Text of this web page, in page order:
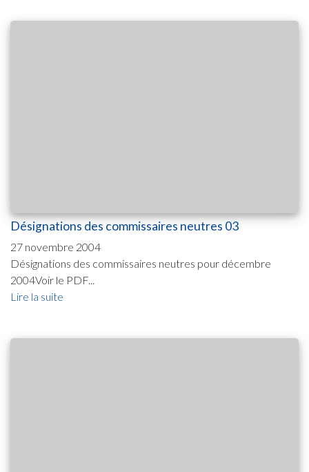
Désignations des commissaires neutres 03
27 novembre 2004
Désignations des commissaires neutres pour décembre
2004Voir le PDF...
Lire la suite